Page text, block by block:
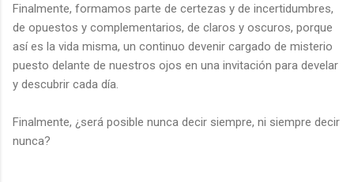
Finalmente, formamos parte de certezas y de incertidumbres,
de opuestos y complementarios, de claros y oscuros, porque
así es la vida misma, un continuo devenir cargado de misterio
puesto delante de nuestros ojos en una invitación para develar
y descubrir cada día.
Finalmente, ¿será posible nunca decir siempre, ni siempre decir
nunca?